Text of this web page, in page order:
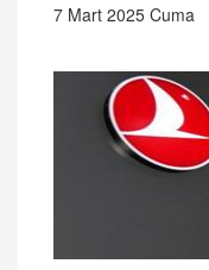
7 Mart 2025 Cuma